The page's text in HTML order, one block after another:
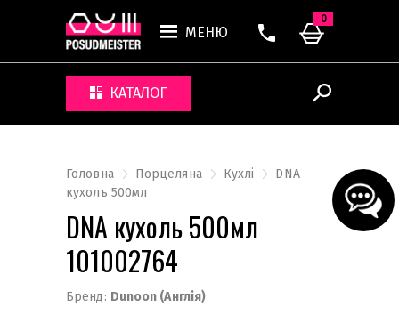
МЕНЮ
КАТАЛОГ
0
Головна Порцеляна Кухлі
DNA
кухоль 500мл
DNA кухоль 500мл
101002764
Бренд: Dunoon (Англія)